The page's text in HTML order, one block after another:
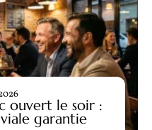
ouvert le soir :
garantie